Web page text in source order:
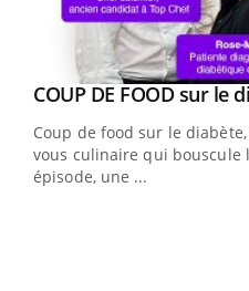
Youtube
COUP DE FOOD sur le
Coup de food sur le
vous culinaire qui bouscule
épisode, une ...